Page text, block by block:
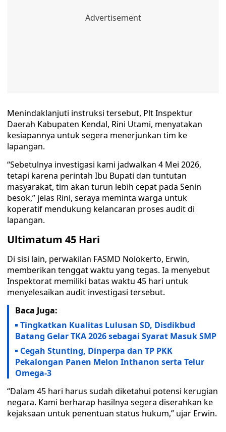
Menindaklanjuti instruksi tersebut, Plt Inspektur
Daerah Kabupaten Kendal, Rini Utami, menyatakan
kesiapannya untuk segera menerjunkan tim ke
lapangan.
“Sebetulnya investigasi kami jadwalkan 4 Mei 2026,
tetapi karena perintah Ibu Bupati dan tuntutan
masyarakat, tim akan turun lebih cepat pada Senin
besok,” jelas Rini, seraya meminta warga untuk
koperatif mendukung kelancaran proses audit di
lapangan.
Ultimatum 45 Hari
Di sisi lain, perwakilan FASMD Nolokerto, Erwin,
memberikan tenggat waktu yang tegas. Ia menyebut
Inspektorat memiliki batas waktu 45 hari untuk
menyelesaikan audit investigasi tersebut.
Baca Juga:
Tingkatkan Kualitas Lulusan SD, Disdikbud
Batang Gelar TKA 2026 sebagai Syarat Masuk SMP
Cegah Stunting, Dinperpa dan TP PKK
Pekalongan Panen Melon Inthanon serta Telur
Omega-3
“Dalam 45 hari harus sudah diketahui potensi kerugian
negara. Kami berharap hasilnya segera diserahkan ke
kejaksaan untuk penentuan status hukum,” ujar Erwin.